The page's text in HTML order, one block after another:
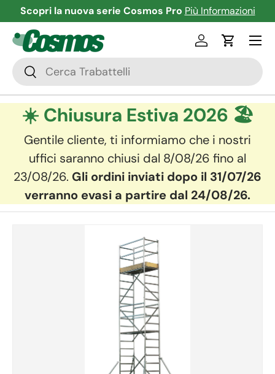
Passa ai contenuti
Scopri la nuova serie Cosmos Pro Più Informazioni
Cerca
Cerca
AccediCarrello
Menu
☀️ Chiusura Estiva 2026 🏖️
Gentile cliente, ti informiamo che i nostri
uffici saranno chiusi dal 8/08/26 fino al
23/08/26. Gli ordini inviati dopo il 31/07/26
verranno evasi a partire dal 24/08/26.